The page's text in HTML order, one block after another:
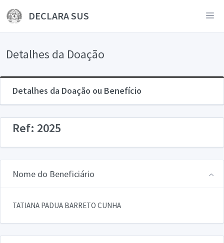
DECLARA SUS
Detalhes da Doação
Detalhes da Doação ou Benefício
Ref: 2025
Nome do Beneficiário
TATIANA PADUA BARRETO CUNHA